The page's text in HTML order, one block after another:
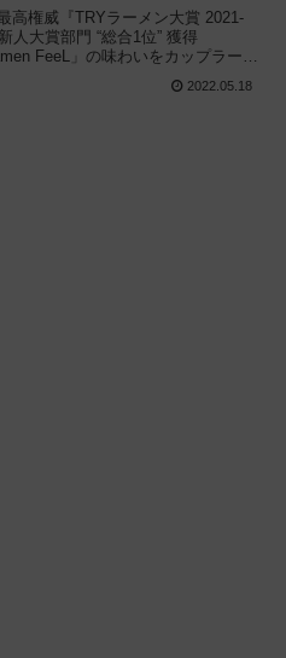
ップ麺で再現!!
高権威『TRYラーメン大賞 2021-
人大賞部門 “総合1位” 獲得
FeeL」の味わいをカップラーメ
FeeL（フィール）塩ラーメン」を
2022.05.18